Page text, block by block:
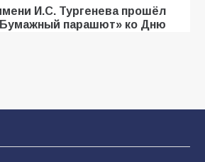
И.С. Тургенева прошёл
парашют» ко Дню
готовность школ к